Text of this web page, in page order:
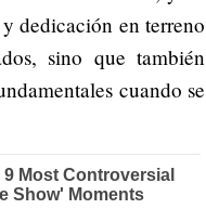
dedicación en terreno
sino que también
cuando se